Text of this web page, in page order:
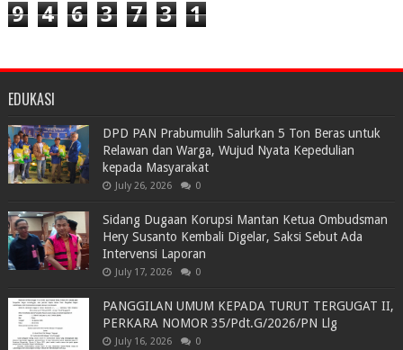
9 4 6 3 7 3 1
EDUKASI
DPD PAN Prabumulih Salurkan 5 Ton Beras untuk
Relawan dan Warga, Wujud Nyata Kepedulian
kepada Masyarakat
July 26, 2026 0
Sidang Dugaan Korupsi Mantan Ketua Ombudsman
Hery Susanto Kembali Digelar, Saksi Sebut Ada
Intervensi Laporan
July 17, 2026 0
PANGGILAN UMUM KEPADA TURUT TERGUGAT II,
PERKARA NOMOR 35/Pdt.G/2026/PN Llg
July 16, 2026 0